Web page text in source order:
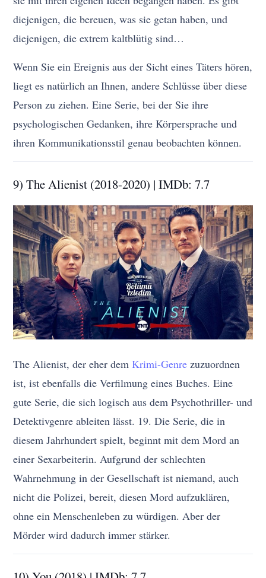
diejenigen, die bereuen, was sie getan haben, und
diejenigen, die extrem kaltblütig sind…
Wenn Sie ein Ereignis aus der Sicht eines Täters hören,
liegt es natürlich an Ihnen, andere Schlüsse über diese
Person zu ziehen. Eine Serie, bei der Sie ihre
psychologischen Gedanken, ihre Körpersprache und
ihren Kommunikationsstil genau beobachten können.
9) The Alienist (2018-2020) | IMDb: 7.7
The Alienist, der eher dem Krimi-Genre zuzuordnen
ist, ist ebenfalls die Verfilmung eines Buches. Eine
gute Serie, die sich logisch aus dem Psychothriller- und
Detektivgenre ableiten lässt. 19. Die Serie, die in
diesem Jahrhundert spielt, beginnt mit dem Mord an
einer Sexarbeiterin. Aufgrund der schlechten
Wahrnehmung in der Gesellschaft ist niemand, auch
nicht die Polizei, bereit, diesen Mord aufzuklären,
ohne ein Menschenleben zu würdigen. Aber der
Mörder wird dadurch immer stärker.